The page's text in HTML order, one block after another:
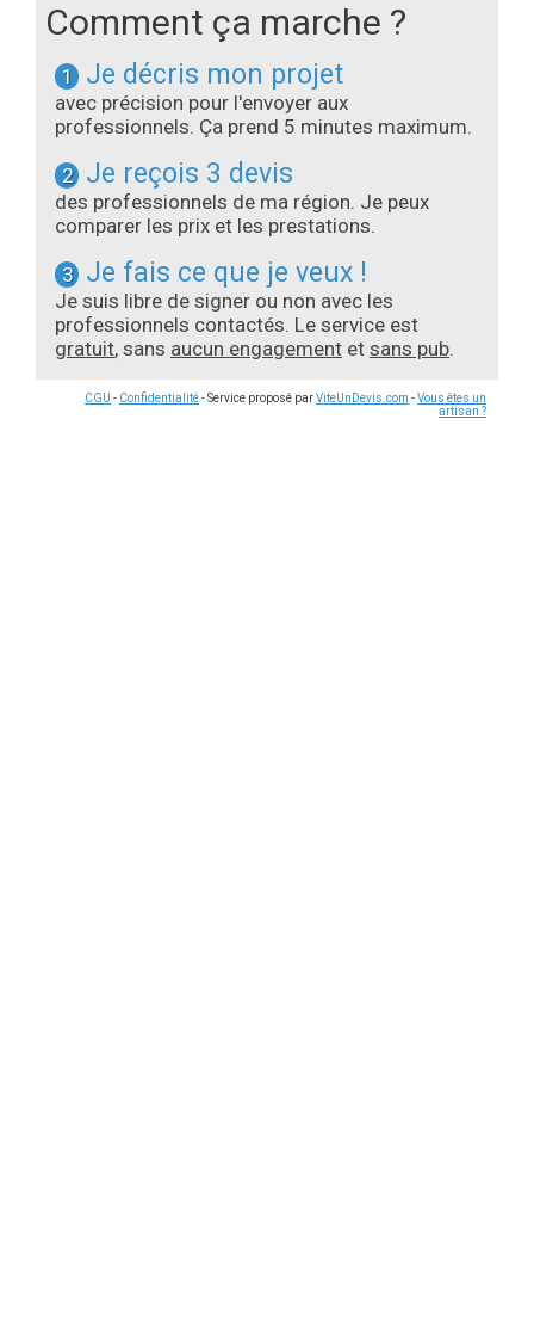
Comment ça marche ?
1 Je décris mon projet
avec précision pour l'envoyer aux
professionnels. Ça prend 5 minutes maximum.
2 Je reçois 3 devis
des professionnels de ma région. Je peux
comparer les prix et les prestations.
3 Je fais ce que je veux !
Je suis libre de signer ou non avec les
professionnels contactés. Le service est
gratuit, sans aucun engagement et sans pub.
CGU - Confidentialité- Service proposé parViteUnDevis.com -Vous êtes un
artisan ?